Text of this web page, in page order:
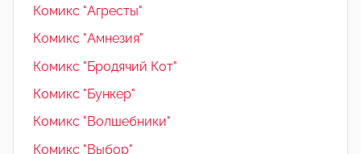
Комикс "Агресты"
Комикс "Амнезия"
Комикс "Бродячий Кот"
Комикс "Бункер"
Комикс "Волшебники"
Комикс "Выбор"